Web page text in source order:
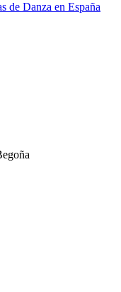
de Danza en España